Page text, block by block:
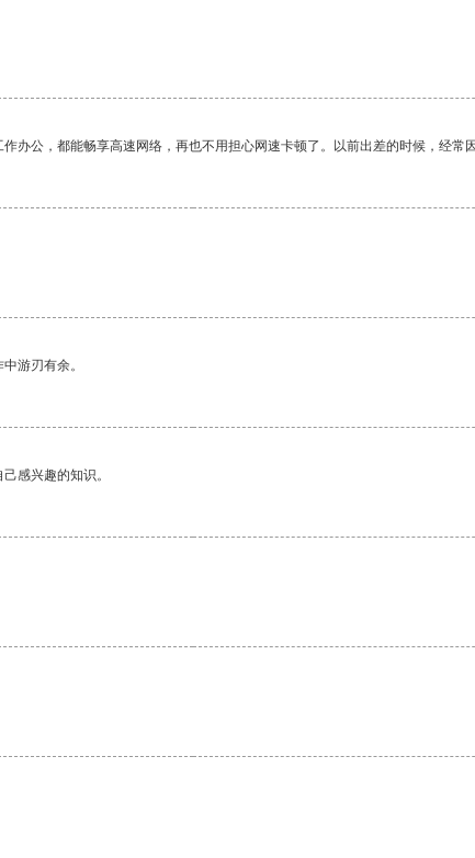
办公，都能畅享高速网络，再也不用担心网速卡顿了。以前出差的时候，经常
游刃有余。
感兴趣的知识。